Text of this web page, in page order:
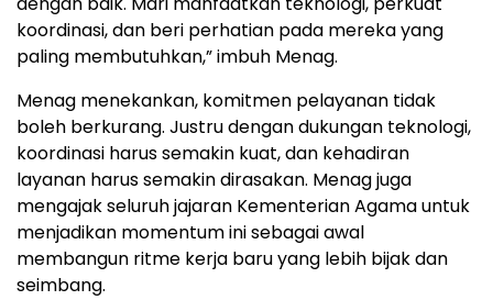
koordinasi, dan beri perhatian pada mereka yang
paling membutuhkan,” imbuh Menag.
Menag menekankan, komitmen pelayanan tidak
boleh berkurang. Justru dengan dukungan teknologi,
koordinasi harus semakin kuat, dan kehadiran
layanan harus semakin dirasakan. Menag juga
mengajak seluruh jajaran Kementerian Agama untuk
menjadikan momentum ini sebagai awal
membangun ritme kerja baru yang lebih bijak dan
seimbang.